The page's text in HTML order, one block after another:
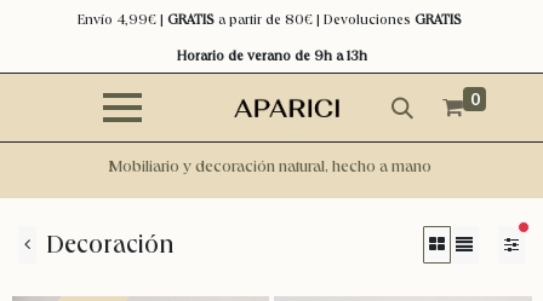
Envío 4,99€ | GRATISa partir de 80€ | Devoluciones GRATIS
Horario de verano de 9h a 13h
0
Mobiliario y decoración natural, hecho a mano
Decoración